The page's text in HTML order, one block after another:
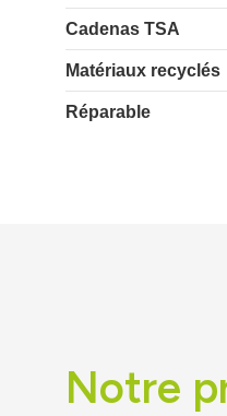
Cadenas TSA
Matériaux recyclés
Réparable
Notre